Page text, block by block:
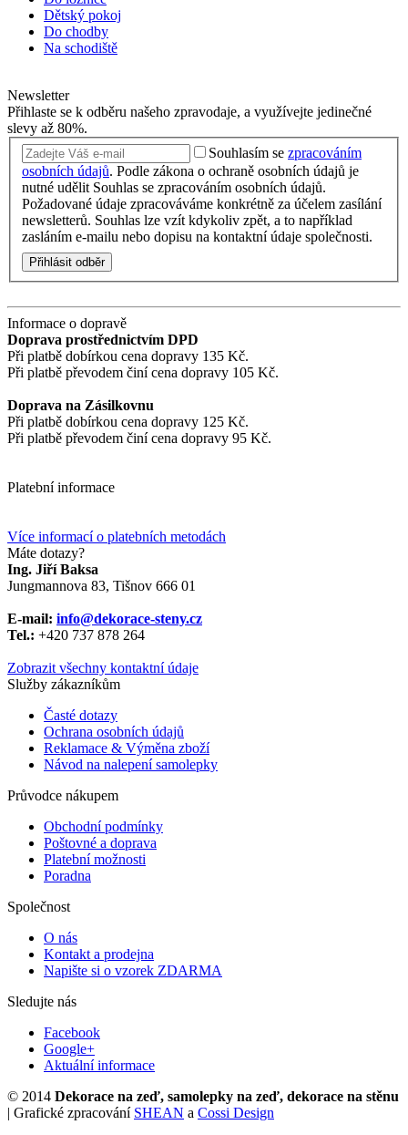
Dětský pokoj
Do chodby
Na schodiště
Newsletter
Přihlaste se k odběru našeho zpravodaje, a využívejte jedinečné
slevy až 80%.
Souhlasím se zpracováním
osobních údajů. Podle zákona o ochraně osobních údajů je
nutné udělit Souhlas se zpracováním osobních údajů.
Požadované údaje zpracováváme konkrétně za účelem zasílání
newsletterů. Souhlas lze vzít kdykoliv zpět, a to například
zasláním e-mailu nebo dopisu na kontaktní údaje společnosti.
Přihlásit odběr
Informace o dopravě
Doprava prostřednictvím DPD
Při platbě dobírkou cena dopravy 135 Kč.
Při platbě převodem činí cena dopravy 105 Kč.
Doprava na Zásilkovnu
Při platbě dobírkou cena dopravy 125 Kč.
Při platbě převodem činí cena dopravy 95 Kč.
Platební informace
Více informací o platebních metodách
Máte dotazy?
Ing. Jiří Baksa
Jungmannova 83, Tišnov 666 01
E-mail: info@dekorace-steny.cz
Tel.: +420 737 878 264
Zobrazit všechny kontaktní údaje
Služby zákazníkům
Časté dotazy
Ochrana osobních údajů
Reklamace & Výměna zboží
Návod na nalepení samolepky
Průvodce nákupem
Obchodní podmínky
Poštovné a doprava
Platební možnosti
Poradna
Společnost
O nás
Kontakt a prodejna
Napište si o vzorek ZDARMA
Sledujte nás
Facebook
Google+
Aktuální informace
© 2014 Dekorace na zeď, samolepky na zeď, dekorace na stěnu
| Grafické zpracování SHEAN a Cossi Design